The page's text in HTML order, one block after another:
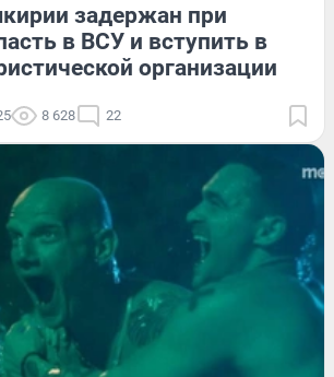
задержан при
в ВСУ и вступить в
организации
8 628 22